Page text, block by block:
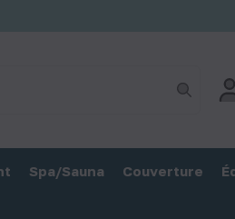
Spa/Sauna Couverture